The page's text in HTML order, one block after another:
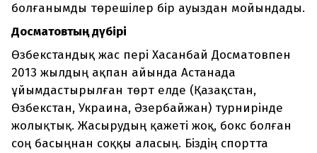
болғанымды төрешілер бір ауыздан мойындады.
Досматовтың дүбірі
Өзбекстандық жас пері Хасанбай Досматовпен
2013 жылдың ақпан айында Астанада
ұйымдастырылған төрт елде (Қазақстан,
Өзбекстан, Украина, Әзербайжан) турнирінде
жолықтық. Жасырудың қажеті жоқ, бокс болған
соң басыңнан соққы аласың. Біздің спортта